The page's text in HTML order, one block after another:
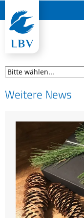
Weitere News